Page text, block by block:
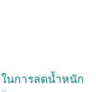
นการลดน้ำหนัก